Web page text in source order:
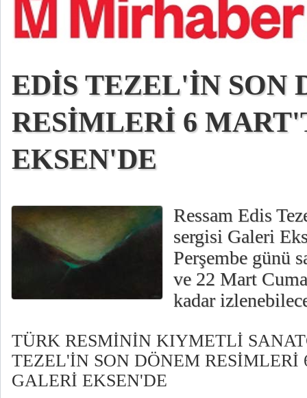
EDİS TEZEL'İN SON
RESİMLERİ 6
EKSEN'DE
Ressam Edis
sergisi Galeri
Perşembe günü
ve 22 Mart
kadar
TÜRK RESMİNİN KIYMETLİ
TEZEL'İN SON DÖNEM RESİMLERİ
GALERİ EKSEN'DE